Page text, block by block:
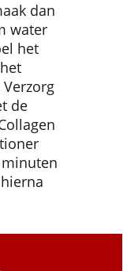
dan
water
het
de